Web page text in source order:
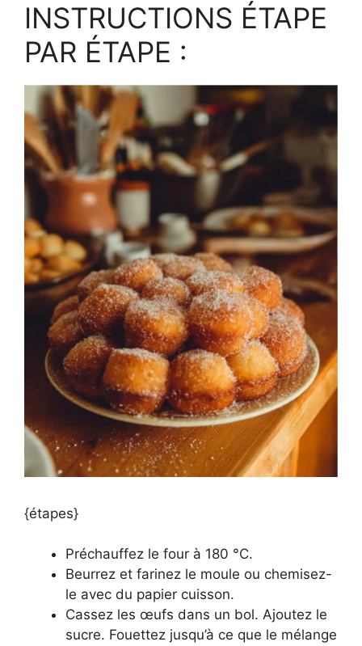
INSTRUCTIONS ÉTAPE
PAR ÉTAPE :
{étapes}
Préchauffez le four à 180 °C.
Beurrez et farinez le moule ou chemisez-
le avec du papier cuisson.
Cassez les œufs dans un bol. Ajoutez le
sucre. Fouettez jusqu’à ce que le mélange